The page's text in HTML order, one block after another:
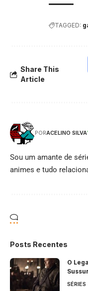
TAGGED:
Share This
Article
PORACELINO SILVA
Sou um amante de
animes e tudo
Posts Recentes
O
SÉRIES